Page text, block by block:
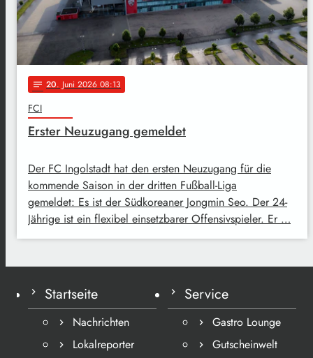
notes 20. Juni 2026 08:13
FCI
Erster Neuzugang gemeldet
Der FC Ingolstadt hat den ersten Neuzugang für die
kommende Saison in der dritten Fußball-Liga
gemeldet: Es ist der Südkoreaner Jongmin Seo. Der 24-
Jährige ist ein flexibel einsetzbarer Offensivspieler. Er …
Startseite
Nachrichten
Lokalreporter
Service
Gastro Lounge
Gutscheinwelt